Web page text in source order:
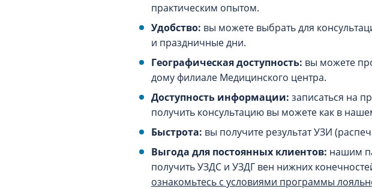
практическим опытом.
Удобство: вы можете выбрать для
и праздничные дни.
Географическая доступность: вы можете
дому филиале Медицинского центра.
Доступность информации: записаться на
получить консультацию вы можете как в
Быстрота: вы получите результат УЗИ
Выгода для постоянных клиентов: нашим
получить УЗДС и УЗДГ вен нижних
ознакомьтесь с условиями программы